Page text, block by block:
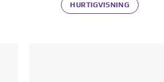
HURTIGVISNING